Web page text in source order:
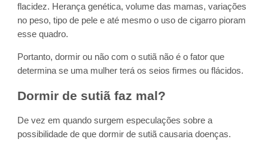
flacidez. Herança genética, volume das mamas, variações
no peso, tipo de pele e até mesmo o uso de cigarro pioram
esse quadro.
Portanto, dormir ou não com o sutiã não é o fator que
determina se uma mulher terá os seios firmes ou flácidos.
Dormir de sutiã faz mal?
De vez em quando surgem especulações sobre a
possibilidade de que dormir de sutiã causaria doenças.